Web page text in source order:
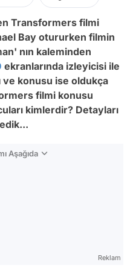
Transformers filmi
Bay otururken filmin
nın kaleminden
ekranlarında izleyicisi ile
ve konusu ise oldukça
filmi konusu
kimlerdir? Detayları
Aşağıda
Reklam